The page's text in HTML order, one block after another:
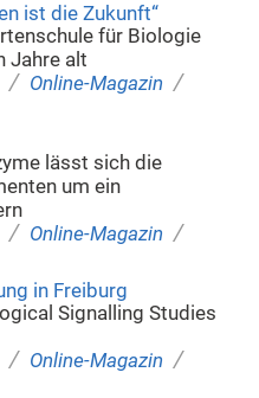
ist die Zukunft“
für Biologie
Jahre alt
/ Online-Magazin /
lässt sich die
um ein
/ Online-Magazin /
in Freiburg
Signalling Studies
/ Online-Magazin /